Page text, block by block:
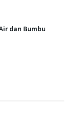
dan Bumbu